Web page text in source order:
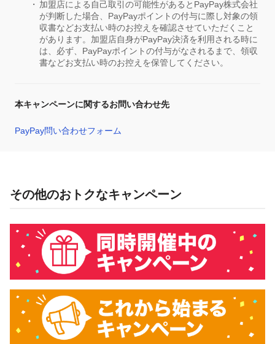
加盟店による自己取引の可能性があるとPayPay株式会社
が判断した場合、PayPayポイントの付与に際し対象の領
収書などお支払い時のお控えを確認させていただくこと
があります。加盟店自身がPayPay決済を利用される時に
は、必ず、PayPayポイントの付与がなされるまで、領収
書などお支払い時のお控えを保管してください。
本キャンペーンに関するお問い合わせ先
PayPay問い合わせフォーム
その他のおトクなキャンペーン